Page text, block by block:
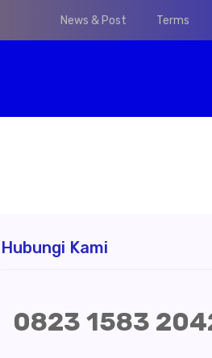
News & Post Terms
Hubungi Kami
0823 1583